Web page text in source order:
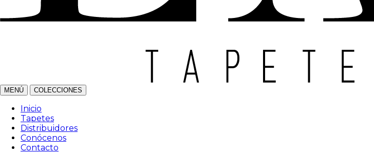
MENÚ COLECCIONES
Inicio
Tapetes
Distribuidores
Conócenos
Contacto